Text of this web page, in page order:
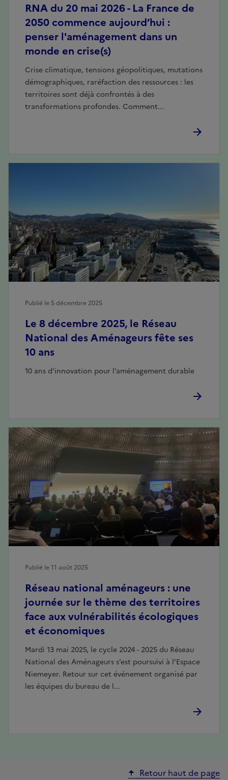
RNA du 20 mai 2026 - La France de
2050 commence aujourd’hui :
penser l'aménagement dans un
monde en crise(s)
Crise climatique, tensions géopolitiques, mutations
démographiques, raréfaction des ressources : les
territoires sont déjà confrontés à des
transformations profondes. Comment...
Le 8 décembre 2025, le Réseau
National des Aménageurs fête ses
10 ans
10 ans d’innovation pour l’aménagement durable
Publié le 5 décembre 2025
Réseau national aménageurs : une
journée sur le thème des territoires
face aux vulnérabilités écologiques
et économiques
Mardi 13 mai 2025, le cycle 2024 - 2025 du Réseau
National des Aménageurs s’est poursuivi à l’Espace
Niemeyer. Retour sur cet événement organisé par
les équipes du bureau de l...
Publié le 11 août 2025
Retour haut de page